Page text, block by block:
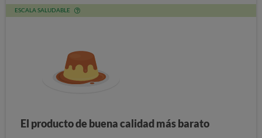
ESCALA SALUDABLE
El producto de buena calidad más barato